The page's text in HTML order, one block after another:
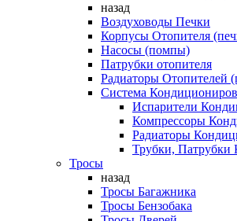
назад
Воздуховоды Печки
Корпусы Отопителя
Насосы (помпы)
Патрубки отопителя
Радиаторы Отопителей
Система
Испарители
Компрессоры
Радиаторы
Трубки, Патрубки
Тросы
назад
Тросы Багажника
Тросы Бензобака